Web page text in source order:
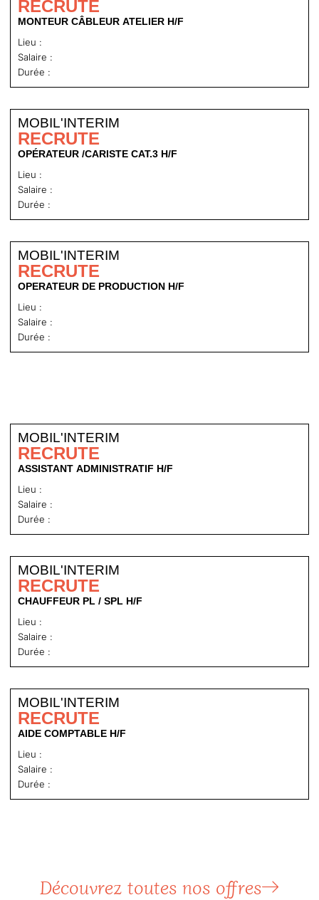
RECRUTE
MONTEUR CÂBLEUR ATELIER H/F
Lieu :
Salaire :
Durée :
MOBIL'INTERIM
RECRUTE
OPÉRATEUR /CARISTE CAT.3 H/F
Lieu :
Salaire :
Durée :
MOBIL'INTERIM
RECRUTE
OPERATEUR DE PRODUCTION H/F
Lieu :
Salaire :
Durée :
MOBIL'INTERIM
RECRUTE
ASSISTANT ADMINISTRATIF H/F
Lieu :
Salaire :
Durée :
MOBIL'INTERIM
RECRUTE
CHAUFFEUR PL / SPL H/F
Lieu :
Salaire :
Durée :
MOBIL'INTERIM
RECRUTE
AIDE COMPTABLE H/F
Lieu :
Salaire :
Durée :
Découvrez toutes nos offres